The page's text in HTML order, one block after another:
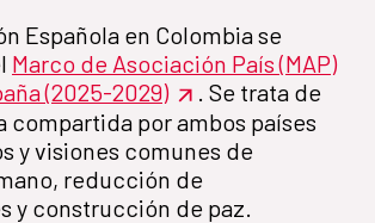
Española en Colombia se
Marco de Asociación País (MAP)
(2025-2029)
. Se trata de
compartida por ambos países
y visiones comunes de
reducción de
y construcción de paz.